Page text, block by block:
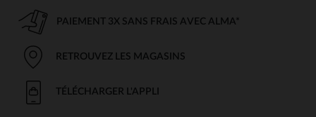
PAIEMENT 3X SANS FRAIS AVEC ALMA*
RETROUVEZ LES MAGASINS
TÉLÉCHARGER L'APPLI